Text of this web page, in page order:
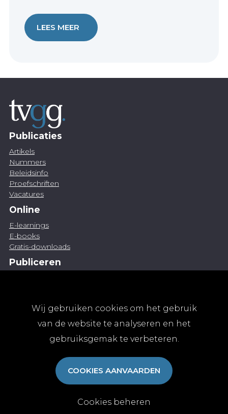
Wij gebruiken cookies om het gebruik
van de website te analyseren en het
gebruiksgemak te verbeteren.
COOKIES AANVAARDEN
Cookies beheren
LEES MEER
Publicaties
Artikels
Nummers
Beleidsinfo
Proefschriften
Vacatures
Online
E-learnings
E-books
Gratis-downloads
Publiceren
Abonnementen
Algemene abonnementsvoorwaarden